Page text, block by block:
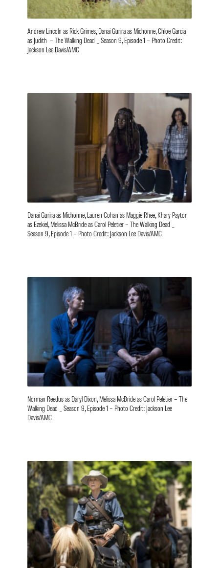
Andrew Lincoln as Rick Grimes, Danai Gurira as Michonne, Chloe Garcia
as Judith – The Walking Dead _ Season 9, Episode 1 – Photo Credit:
Jackson Lee Davis/AMC
Danai Gurira as Michonne, Lauren Cohan as Maggie Rhee, Khary Payton
as Ezekiel, Melissa McBride as Carol Peletier – The Walking Dead _
Season 9, Episode 1 – Photo Credit: Jackson Lee Davis/AMC
Norman Reedus as Daryl Dixon, Melissa McBride as Carol Peletier – The
Walking Dead _ Season 9, Episode 1 – Photo Credit: Jackson Lee
Davis/AMC